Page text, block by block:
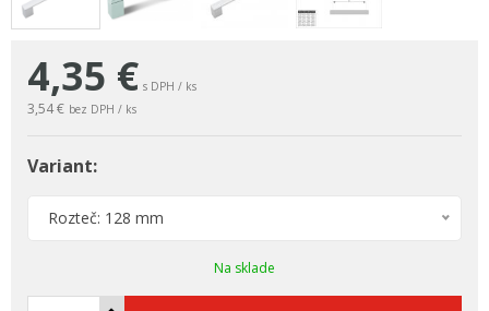
4,35 € s DPH / ks
3,54 € bez DPH / ks
Variant:
Rozteč: 128 mm
Na sklade